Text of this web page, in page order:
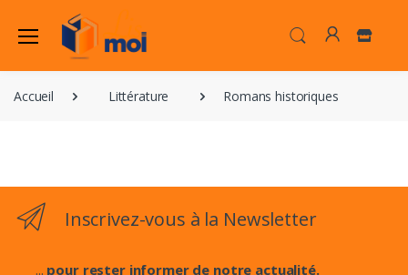
Accueil Littérature Romans historiques
Inscrivez-vous à la Newsletter
... pour rester informer de notre actualité.